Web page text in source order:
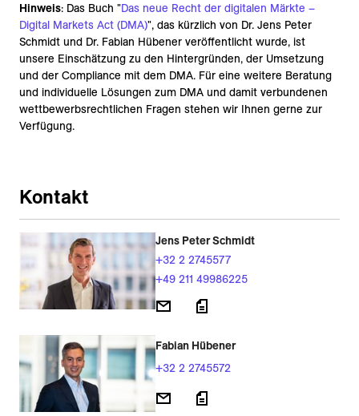
Hinweis: Das Buch "Das neue Recht der digitalen Märkte –
Digital Markets Act (DMA)", das kürzlich von Dr. Jens Peter
Schmidt und Dr. Fabian Hübener veröffentlicht wurde, ist
unsere Einschätzung zu den Hintergründen, der Umsetzung
und der Compliance mit dem DMA. Für eine weitere Beratung
und individuelle Lösungen zum DMA und damit verbundenen
wettbewerbsrechtlichen Fragen stehen wir Ihnen gerne zur
Verfügung.
Kontakt
Jens Peter Schmidt
+32 2 2745577
+49 211 49986225
Fabian Hübener
+32 2 2745572